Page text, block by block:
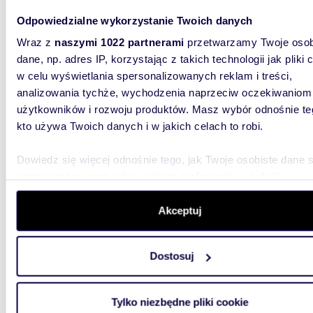
Odpowiedzialne wykorzystanie Twoich danych
Wraz z naszymi 1022 partnerami przetwarzamy Twoje
dane, np. adres IP, korzystając z takich technologii jak pliki
w celu wyświetlania spersonalizowanych reklam i treści,
analizowania tychże, wychodzenia naprzeciw oczekiwaniom
użytkowników i rozwoju produktów. Masz wybór odnośnie
kto używa Twoich danych i w jakich celach to robi.
Dowiedz się więcej odnośnie tego, jak Twoje osobiste dane
szczegółów. W Deklaracji plików cookie możesz zmienić
wycofać swoją zgodę w dowolnej chwili.
aby oferować funkcje społecznościowe i analizować ruch w
witrynie. Informacje o tym, jak korzystasz z naszej witryny,
analitycznym. Partnerzy mogą połączyć te informacje z
Akceptuj
Dostosuj
Tylko niezbędne pliki cookie
Polecam jasne 2-pokojowe mieszkanie 40,59 m² z
HOUSE